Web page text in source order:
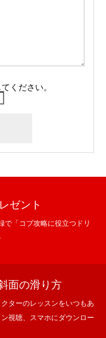
ください。
ゼント
で「コブ攻略に役立つドリ
面の滑り方
ターのレッスンをいつもあ
視聴、スマホにダウンロー